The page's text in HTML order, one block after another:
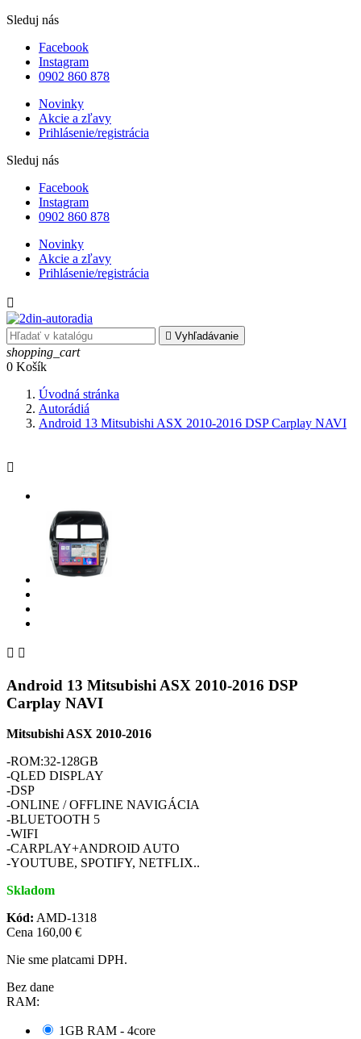
Sleduj nás
Facebook
Instagram
0902 860 878
Novinky
Akcie a zľavy
Prihlásenie/registrácia
Sleduj nás
Facebook
Instagram
0902 860 878
Novinky
Akcie a zľavy
Prihlásenie/registrácia

 Vyhľadávanie
shopping_cart
0 Košík
Úvodná stránka
Autorádiá
Android 13 Mitsubishi ASX 2010-2016 DSP Carplay NAVI

 
Android 13 Mitsubishi ASX 2010-2016 DSP
Carplay NAVI
Mitsubishi ASX 2010-2016
-ROM:32-128GB
-QLED DISPLAY
-DSP
-ONLINE / OFFLINE NAVIGÁCIA
-BLUETOOTH 5
-WIFI
-CARPLAY+ANDROID AUTO
-YOUTUBE, SPOTIFY, NETFLIX..
Skladom
Kód: AMD-1318
Cena 160,00 €
Nie sme platcami DPH.
Bez dane
RAM:
1GB RAM - 4core